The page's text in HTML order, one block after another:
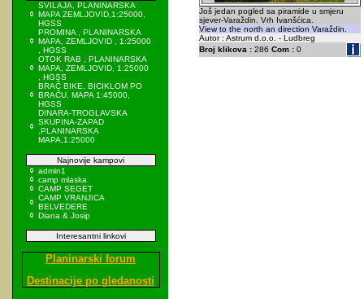
SVILAJA, PLANINARSKA
MAPA ZEMLJOVID,1:25000,
HGSS
PROMINA , PLANINARSKA
MAPA, ZEMLJOVID , 1:25000
, HGSS
OTOK RAB , PLANINARSKA
MAPA, ZEMLJOVID, 1:25000
, HGSS
BRAČ BIKE, BICIKLOM PO
BRAČU, MAPA 1:45000,
HGSS
DINARA-TROGLAVSKA
SKUPINA-ZAPAD
,PLANINARSKA
MAPA,1:25000
Najnovije kampovi
admin1
camp mlaska
CAMP SEGET
CAMP VRANJICA
BELVEDERE
Diana & Josip
Interesantni linkovi
Planinarski forum
Destinacije po gledanosti
Još jedan pogled sa piramide u smjeru
sjever-Varaždin. Vrh Ivanšćica.
View to the north an direction Varaždin.
Autor : Astrum d.o.o. - Ludbreg
Broj klikova :286 Com :0